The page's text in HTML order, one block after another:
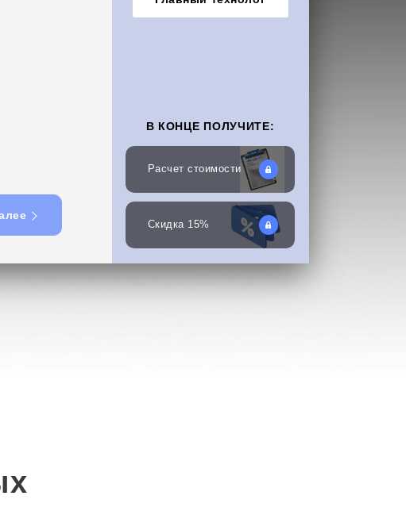
В КОНЦЕ ПОЛУЧИТЕ:
Расчет стоимости
Скидка 15%